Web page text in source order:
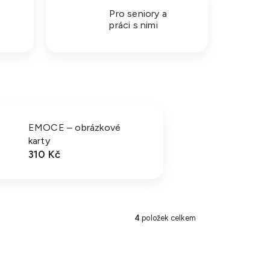
Pro seniory a
práci s nimi
EMOCE – obrázkové
karty
310 Kč
4 položek celkem